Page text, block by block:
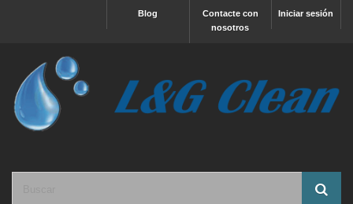
Iniciar sesión
Contacte con
nosotros
Blog